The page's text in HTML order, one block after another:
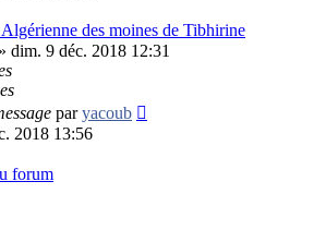
des moines de Tibhirine
» dim. 9 déc. 2018 12:31
paryacoub
2018 13:56
forum